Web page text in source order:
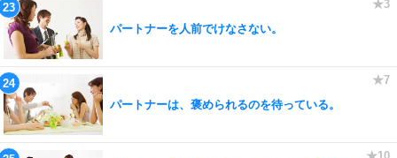
パートナーを人前でけなさない。
パートナーは、褒められるのを待っている。